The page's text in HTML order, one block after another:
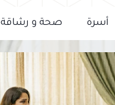
أسرة صحة و رشاقة